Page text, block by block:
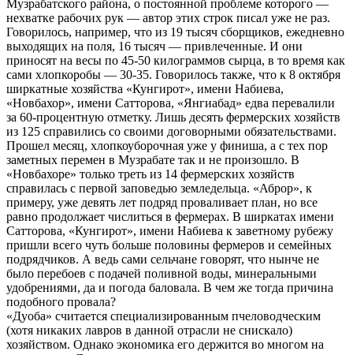
Музрабатского района, о постоянной проблеме которого —
нехватке рабочих рук — автор этих строк писал уже не раз.
Говорилось, например, что из 19 тысяч сборщиков, ежедневно
выходящих на поля, 16 тысяч — привлеченные. И они
приносят на весы по 45-50 килограммов сырца, в то время как
сами хлопкоробы — 30-35. Говорилось также, что к 8 октября
ширкатные хозяйства «Кунгирот», имени Набиева,
«Новбахор», имени Сатторова, «Янгиабад» едва перевалили
за 60-процентную отметку. Лишь десять фермерских хозяйств
из 125 справились со своими договорными обязательствами.
Прошел месяц, хлопкоуборочная уже у финиша, а с тех пор
заметных перемен в Музрабате так и не произошло. В
«Новбахоре» только треть из 14 фермерских хозяйств
справилась с первой заповедью земледельца. «Аброр», к
примеру, уже девять лет подряд проваливает план, но все
равно продолжает числиться в фермерах. В ширкатах имени
Сатторова, «Кунгирот», имени Набиева к заветному рубежу
пришли всего чуть больше половины фермеров и семейных
подрядчиков. А ведь сами сельчане говорят, что нынче не
было перебоев с подачей поливной воды, минеральными
удобрениями, да и погода баловала. В чем же тогда причина
подобного провала?
«Дуоба» считается специализированным пчеловодческим
(хотя никаких лавров в данной отрасли не снискало)
хозяйством. Однако экономика его держится во многом на